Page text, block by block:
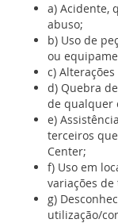
a) Acidente,
abuso;
b) Uso de
ou
c)
d) Quebra
de qualquer
e)
terceiros
Center;
f) Uso em
variações de
g)
utilização/